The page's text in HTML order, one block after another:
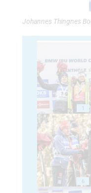
Johannes Thingnes
1
6